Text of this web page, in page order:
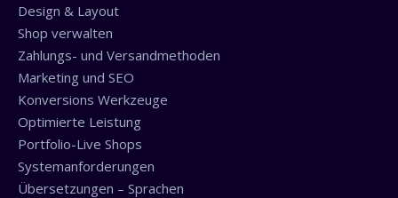
Design & Layout
Shop verwalten
Zahlungs- und Versandmethoden
Marketing und SEO
Konversions Werkzeuge
Optimierte Leistung
Portfolio-Live Shops
Systemanforderungen
Übersetzungen – Sprachen